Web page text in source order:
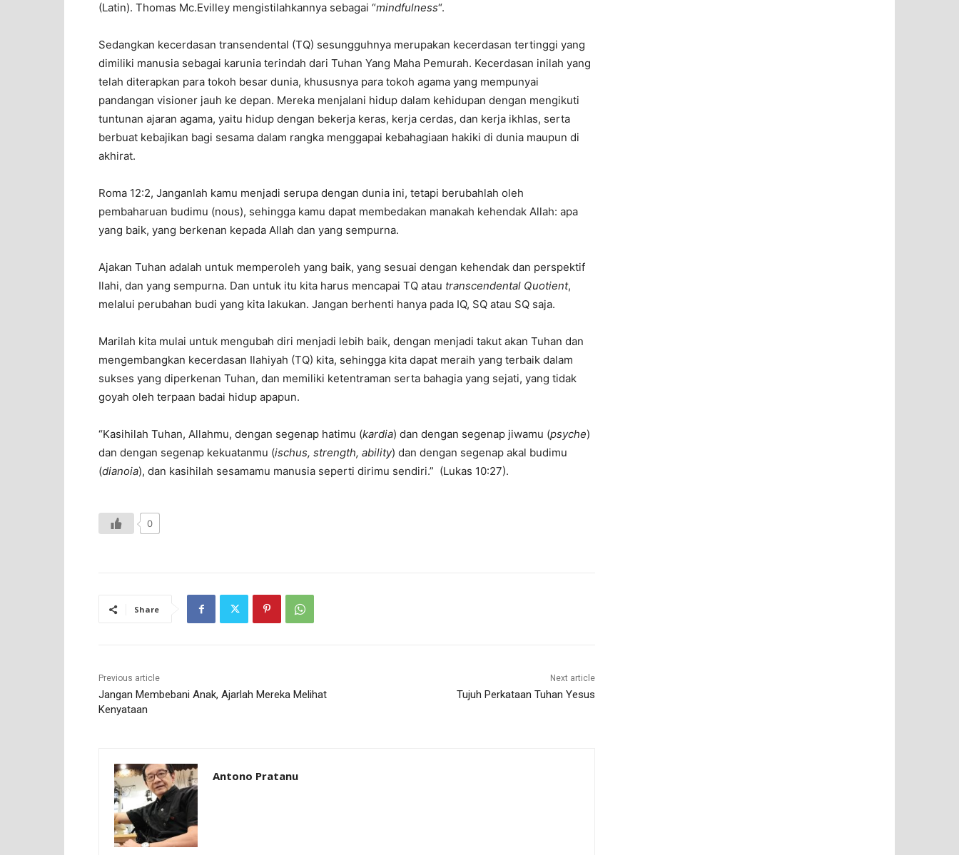
(Latin). Thomas Mc.Evilley mengistilahkannya sebagai “mindfulness“.
Sedangkan kecerdasan transendental (TQ) sesungguhnya merupakan kecerdasan tertinggi yang
dimiliki manusia sebagai karunia terindah dari Tuhan Yang Maha Pemurah. Kecerdasan inilah yang
telah diterapkan para tokoh besar dunia, khususnya para tokoh agama yang mempunyai
pandangan visioner jauh ke depan. Mereka menjalani hidup dalam kehidupan dengan mengikuti
tuntunan ajaran agama, yaitu hidup dengan bekerja keras, kerja cerdas, dan kerja ikhlas, serta
berbuat kebajikan bagi sesama dalam rangka menggapai kebahagiaan hakiki di dunia maupun di
akhirat.
Roma 12:2, Janganlah kamu menjadi serupa dengan dunia ini, tetapi berubahlah oleh
pembaharuan budimu (nous), sehingga kamu dapat membedakan manakah kehendak Allah: apa
yang baik, yang berkenan kepada Allah dan yang sempurna.
Ajakan Tuhan adalah untuk memperoleh yang baik, yang sesuai dengan kehendak dan perspektif
Ilahi, dan yang sempurna. Dan untuk itu kita harus mencapai TQ atau transcendental Quotient,
melalui perubahan budi yang kita lakukan. Jangan berhenti hanya pada IQ, SQ atau SQ saja.
Marilah kita mulai untuk mengubah diri menjadi lebih baik, dengan menjadi takut akan Tuhan dan
mengembangkan kecerdasan Ilahiyah (TQ) kita, sehingga kita dapat meraih yang terbaik dalam
sukses yang diperkenan Tuhan, dan memiliki ketentraman serta bahagia yang sejati, yang tidak
goyah oleh terpaan badai hidup apapun.
“Kasihilah Tuhan, Allahmu, dengan segenap hatimu (kardia) dan dengan segenap jiwamu (psyche)
dan dengan segenap kekuatanmu (ischus, strength, ability) dan dengan segenap akal budimu
(dianoia), dan kasihilah sesamamu manusia seperti dirimu sendiri.” (Lukas 10:27).
0
Share
Previous article
Jangan Membebani Anak, Ajarlah Mereka Melihat
Kenyataan
Next article
Tujuh Perkataan Tuhan Yesus
Antono Pratanu